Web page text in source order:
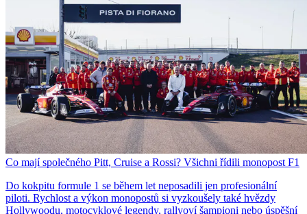
Co mají společného Pitt, Cruise a Rossi? Všichni řídili monopost F1
Do kokpitu formule 1 se během let neposadili jen profesionální
piloti. Rychlost a výkon monopostů si vyzkoušely také hvězdy
Hollywoodu, motocyklové legendy, rallyoví šampioni nebo úspěšní